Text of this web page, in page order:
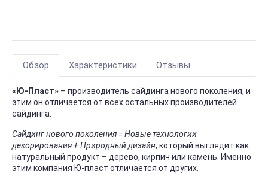
Обзор Характеристики Отзывы
«Ю-Пласт» – производитель сайдинга нового поколения, и
этим он отличается от всех остальных производителей
сайдинга.
Сайдинг нового поколения = Новые технологии
декорирования + Природный дизайн, который выглядит как
натуральный продукт – дерево, кирпич или камень. Именно
этим компания Ю-пласт отличается от других.